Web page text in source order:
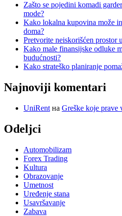
Zašto se pojedini komadi
mode?
Kako lokalna kupovina može
doma?
Pretvorite neiskorišćen prostor
Kako male finansijske odluke
budućnosti?
Kako strateško planiranje
Najnoviji komentari
UniRent на Greške koje prave
Odeljci
Automobilizam
Forex Trading
Kultura
Obrazovanje
Umetnost
Uređenje stana
Usavršavanje
Zabava